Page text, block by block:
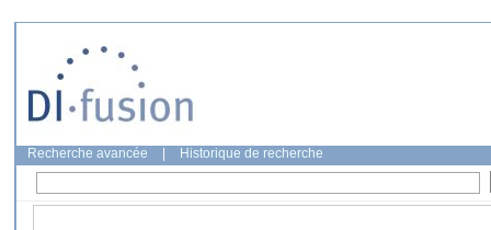
Recherche avancée Historique de recherche